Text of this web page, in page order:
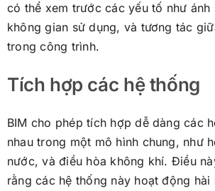
có thể xem trước các yếu tố như ánh
không gian sử dụng, và tương tác
trong công trình.
Tích hợp các hệ thống
BIM cho phép tích hợp dễ dàng các
nhau trong một mô hình chung, như
nước, và điều hòa không khí. Điều
rằng các hệ thống này hoạt động hài